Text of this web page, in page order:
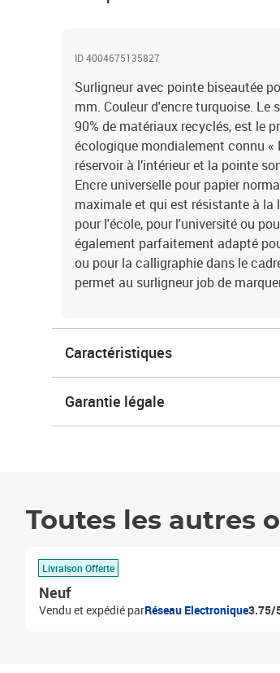
ID 4004675135827
Surligneur avec pointe biseautée
mm. Couleur d'encre turquoise. Le
90% de matériaux recyclés, est le
écologique mondialement connu «
réservoir à l’intérieur et la pointe
Encre universelle pour papier
maximale et qui est résistante à la
pour l'école, pour l'université ou
également parfaitement adapté
ou pour la calligraphie dans le
permet au surligneur job de
Caractéristiques
Garantie légale
Toutes les autres
Livraison Offerte
Neuf
Vendu et expédié parRéseau Electronique3.75/